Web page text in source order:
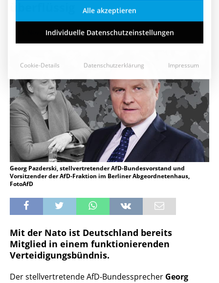
13. November 2018
Georg Pazderski, stellvertretender AfD-Bundesvorstand und
Vorsitzender der AfD-Fraktion im Berliner Abgeordnetenhaus,
FotoAfD
Mit der Nato ist Deutschland bereits
Mitglied in einem funktionierenden
Verteidigungsbündnis.
Der stellvertretende AfD-Bundessprecher Georg
Individuelle Datenschutzeinstellungen